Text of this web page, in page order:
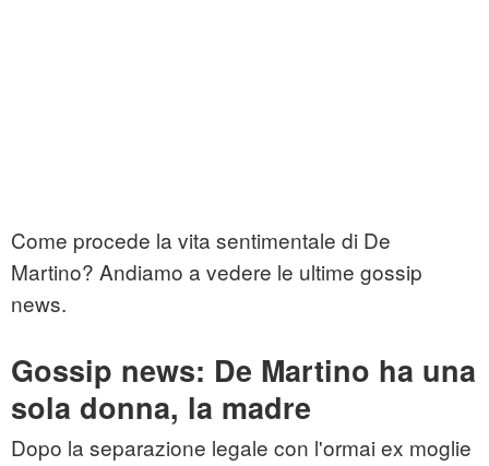
Come procede la vita sentimentale di De
Martino? Andiamo a vedere le ultime gossip
news.
Gossip news: De Martino ha una
sola donna, la madre
Dopo la separazione legale con l'ormai ex moglie